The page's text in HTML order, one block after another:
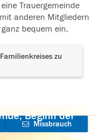
Trauergemeinde
anderen Mitgliedern
bequem ein.
zu
Beginn der
Missbrauch